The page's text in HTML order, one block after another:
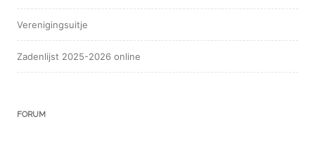
Verenigingsuitje
Zadenlijst 2025-2026 online
FORUM